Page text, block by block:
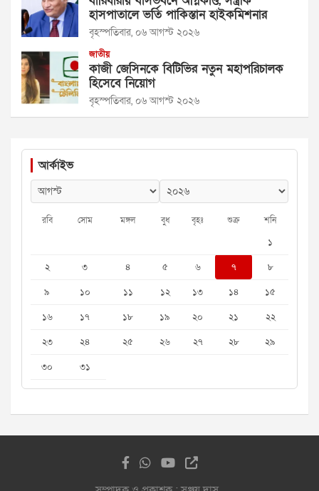
হাসপাতালে ভর্তি পাকিস্তান হাইকমিশনার
বৃহস্পতিবার, ০৬ আগস্ট ২০২৬
জাতীয়
কাজী জেসিনকে বিটিভির নতুন মহাপরিচালক
হিসেবে নিয়োগ
বৃহস্পতিবার, ০৬ আগস্ট ২০২৬
আর্কাইভ
রবি সোম মঙ্গল বুধ বৃহঃ শুক্র শনি
১
২
৩ ৪ ৫ ৬ ৭
৮
৯
১০ ১১ ১২ ১৩ ১৪
১৫
১৬
১৭ ১৮ ১৯ ২০ ২১
২২
২৩
২৪ ২৫ ২৬ ২৭ ২৮
২৯
৩০
৩১